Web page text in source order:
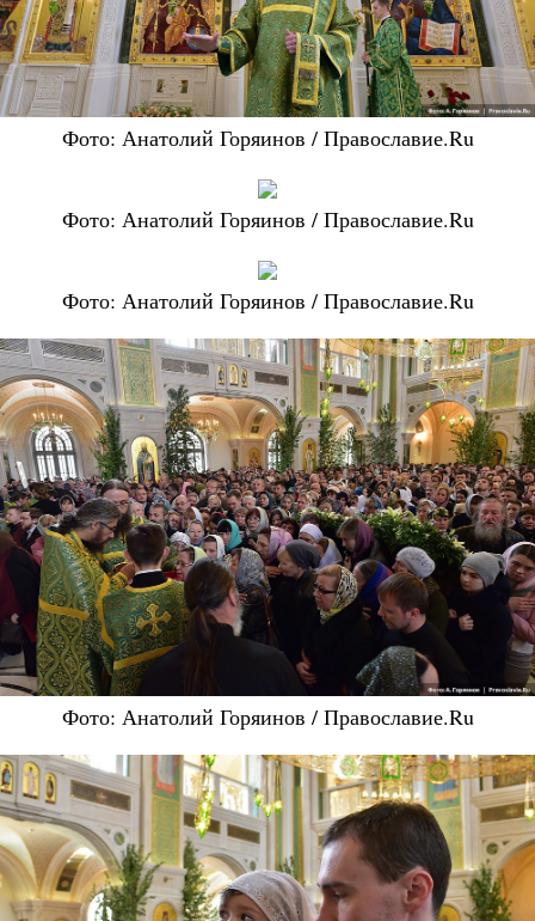
Фото: Анатолий Горяинов / Православие.Ru
Фото: Анатолий Горяинов / Православие.Ru
Фото: Анатолий Горяинов / Православие.Ru
Фото: Анатолий Горяинов / Православие.Ru